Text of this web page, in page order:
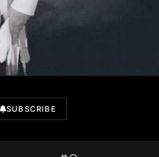
SUBSCRIBE